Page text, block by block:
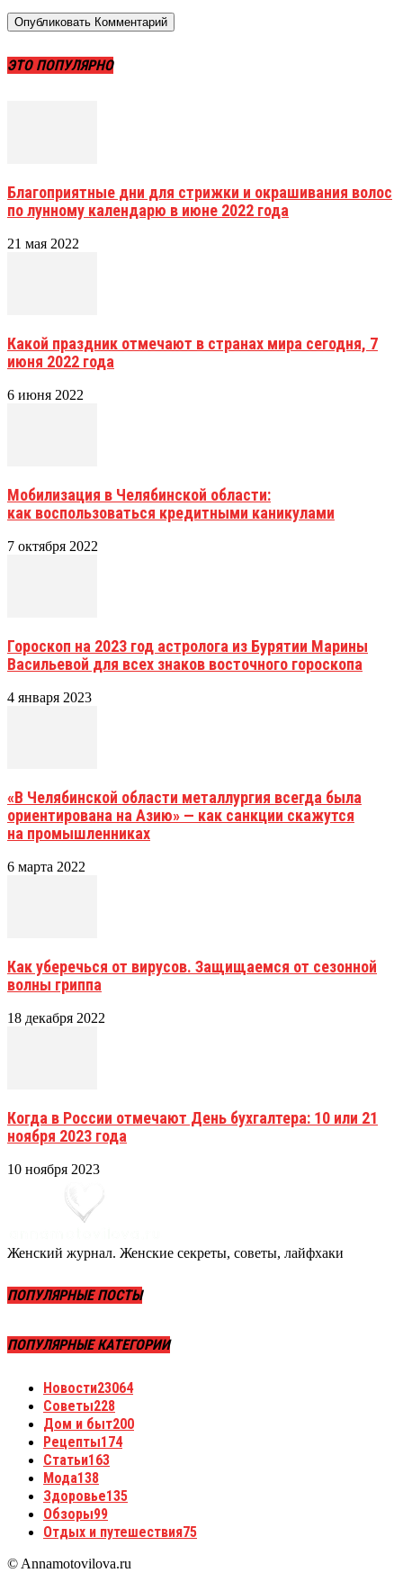
ЭТО ПОПУЛЯРНО
Благоприятные дни для стрижки и окрашивания волос
по лунному календарю в июне 2022 года
21 мая 2022
Какой праздник отмечают в странах мира сегодня, 7
июня 2022 года
6 июня 2022
Мобилизация в Челябинской области:
как воспользоваться кредитными каникулами
7 октября 2022
Гороскоп на 2023 год астролога из Бурятии Марины
Васильевой для всех знаков восточного гороскопа
4 января 2023
«В Челябинской области металлургия всегда была
ориентирована на Азию» — как санкции скажутся
на промышленниках
6 марта 2022
Как уберечься от вирусов. Защищаемся от сезонной
волны гриппа
18 декабря 2022
Когда в России отмечают День бухгалтера: 10 или 21
ноября 2023 года
10 ноября 2023
Женский журнал. Женские секреты, советы, лайфхаки
ПОПУЛЯРНЫЕ ПОСТЫ
ПОПУЛЯРНЫЕ КАТЕГОРИИ
Новости23064
Советы228
Дом и быт200
Рецепты174
Статьи163
Мода138
Здоровье135
Обзоры99
Отдых и путешествия75
© Annamotovilova.ru